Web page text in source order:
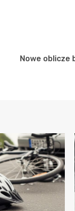
Nowe oblicze